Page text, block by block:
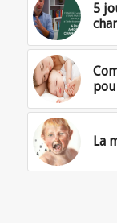
5
La